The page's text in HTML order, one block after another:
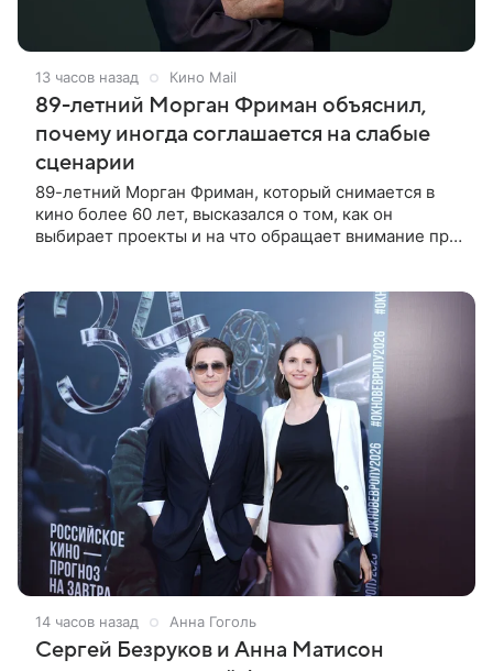
13 часов назад Кино Mail
89-летний Морган Фриман объяснил,
почему иногда соглашается на слабые
сценарии
89-летний Морган Фриман, который снимается в
кино более 60 лет, высказался о том, как он
выбирает проекты и на что обращает внимание при
14 часов назад Анна Гоголь
Сергей Безруков и Анна Матисон